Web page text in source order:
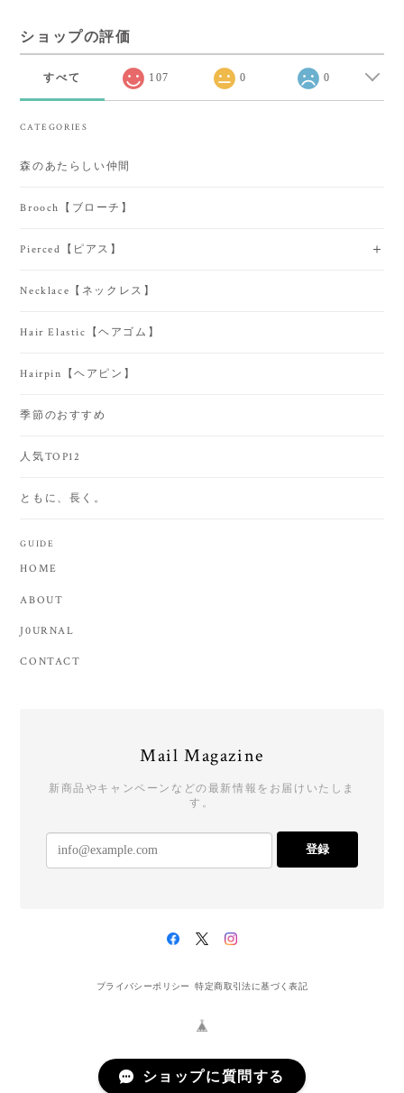
ショップの評価
すべて 107 0 0
CATEGORIES
森のあたらしい仲間
Brooch【ブローチ】
Pierced【ピアス】
Necklace【ネックレス】
Hair Elastic【ヘアゴム】
Hairpin【ヘアピン】
季節のおすすめ
人気TOP12
ともに、長く。
GUIDE
HOME
ABOUT
J0URNAL
CONTACT
Mail Magazine
新商品やキャンペーンなどの最新情報をお届けいたしま
す。
登録
プライバシーポリシー 特定商取引法に基づく表記
ショップに質問する